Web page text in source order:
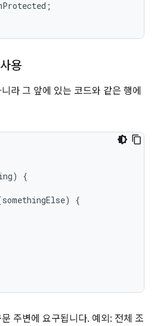
;
용
라 그 앞에 있는 코드와 같은 행에
)
{
somethingElse)
{
주변에 요구됩니다. 예외: 전체 조